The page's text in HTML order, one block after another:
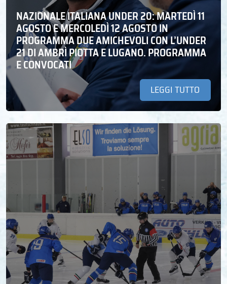
NAZIONALE ITALIANA UNDER 20: MARTEDÌ 11
AGOSTO E MERCOLEDÌ 12 AGOSTO IN
PROGRAMMA DUE AMICHEVOLI CON L’UNDER
21 DI AMBRÌ PIOTTA E LUGANO. PROGRAMMA
E CONVOCATI
LEGGI TUTTO